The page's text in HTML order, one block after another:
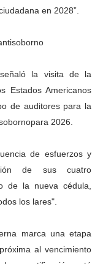
en 2028”.
la visita de la
Estados Americanos
de auditores para la
2026.
de esfuerzos y
de sus cuatro
de la nueva cédula,
los lares".
marca una etapa
al vencimiento